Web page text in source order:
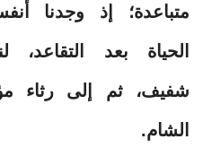
متباعدة؛ إذ وجدنا
الحياة بعد
شفيف، ثم إلى رثاء
الشام.